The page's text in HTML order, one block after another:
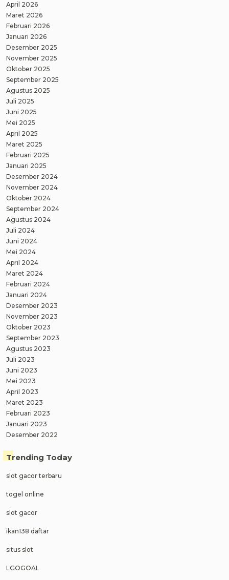
April 2026
Maret 2026
Februari 2026
Januari 2026
Desember 2025
November 2025
Oktober 2025
September 2025
Agustus 2025
Juli 2025
Juni 2025
Mei 2025
April 2025
Maret 2025
Februari 2025
Januari 2025
Desember 2024
November 2024
Oktober 2024
September 2024
Agustus 2024
Juli 2024
Juni 2024
Mei 2024
April 2024
Maret 2024
Februari 2024
Januari 2024
Desember 2023
November 2023
Oktober 2023
September 2023
Agustus 2023
Juli 2023
Juni 2023
Mei 2023
April 2023
Maret 2023
Februari 2023
Januari 2023
Desember 2022
Trending Today
slot gacor terbaru
togel online
slot gacor
ikan138 daftar
situs slot
LGOGOAL